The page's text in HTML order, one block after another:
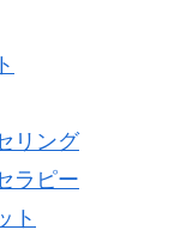
リング
ラピー
ト